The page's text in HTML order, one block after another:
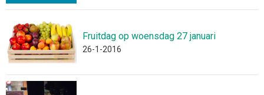
Fruitdag op woensdag 27 januari
26-1-2016